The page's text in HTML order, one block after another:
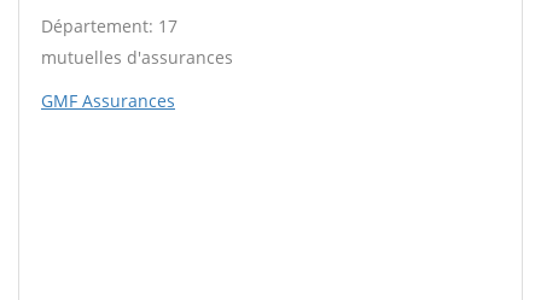
Département: 17
mutuelles d'assurances
GMF Assurances